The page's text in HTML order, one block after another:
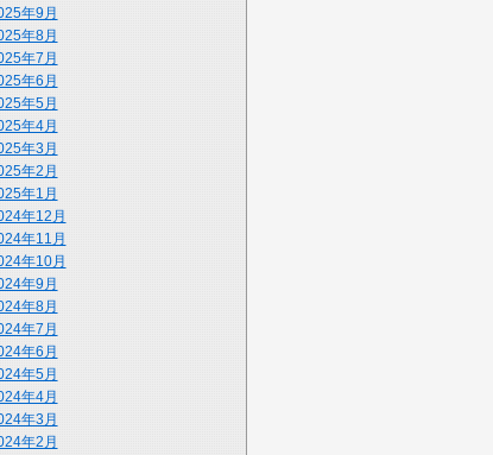
年9月
年8月
年7月
年6月
年5月
年4月
年3月
年2月
年1月
年12月
年11月
年10月
年9月
年8月
年7月
年6月
年5月
年4月
年3月
年2月